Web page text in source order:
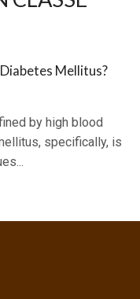
Mellitus?
by high blood
specifically, is